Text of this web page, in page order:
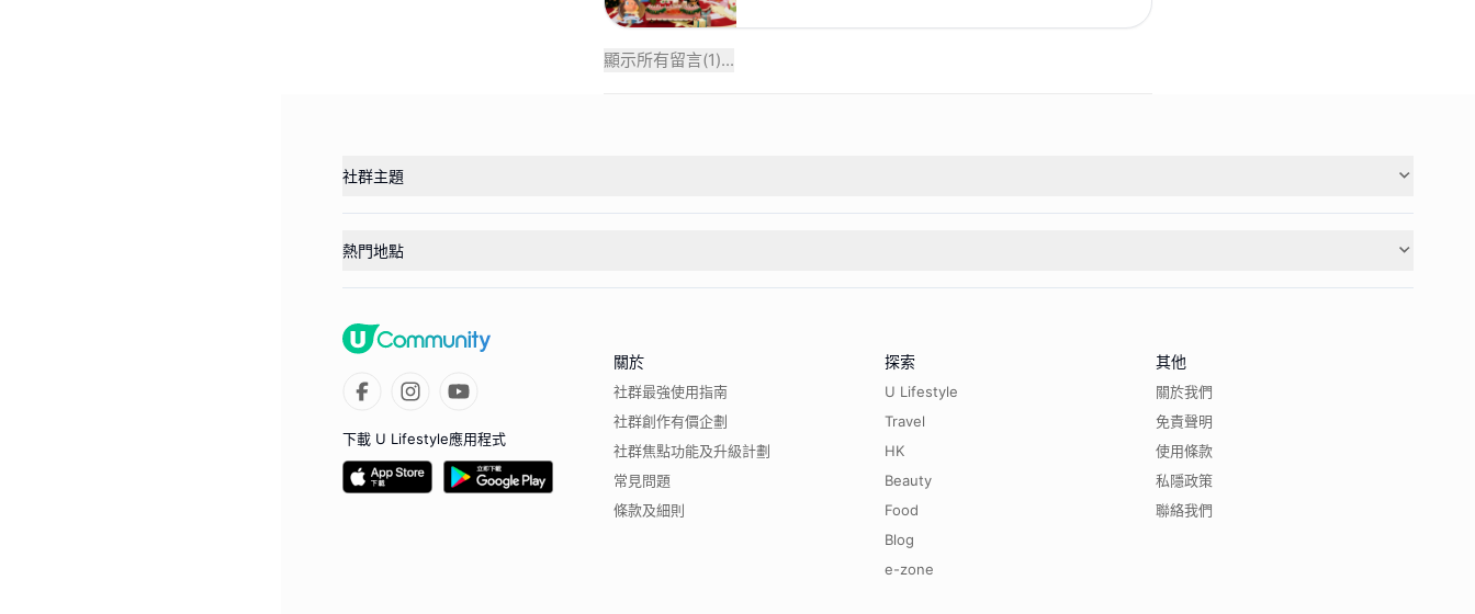
顯示所有留言(1)...
社群主題
熱門地點
下載 U Lifestyle應用程式
關於
社群最強使用指南
社群創作有價企劃
社群焦點功能及升級計劃
常見問題
條款及細則
探索
U Lifestyle
Travel
HK
Beauty
Food
Blog
e-zone
其他
關於我們
免責聲明
使用條款
私隱政策
聯絡我們